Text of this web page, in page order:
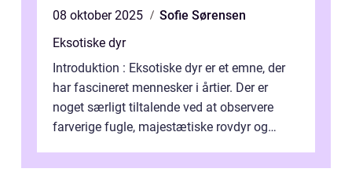
08 oktober 2025
Sofie Sørensen
Eksotiske dyr
Introduktion : Eksotiske dyr er et emne, der
har fascineret mennesker i årtier. Der er
noget særligt tiltalende ved at observere
farverige fugle, majestætiske rovdyr og